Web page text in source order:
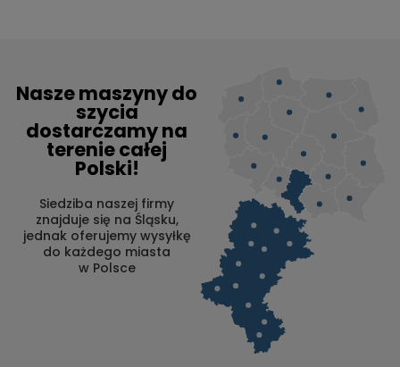
Nasze maszyny do
szycia
dostarczamy na
terenie całej
Polski!
Siedziba naszej firmy
znajduje się na Śląsku,
jednak oferujemy wysyłkę
do każdego miasta
w Polsce